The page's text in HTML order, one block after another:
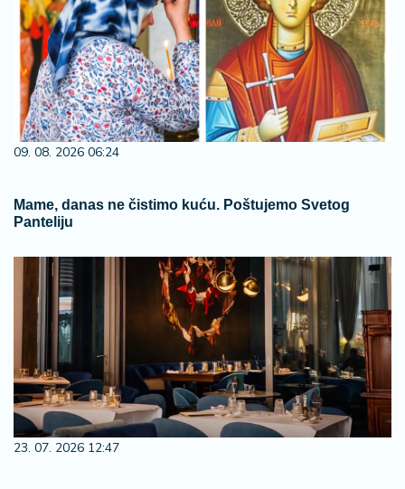
09. 08. 2026 06:24
Mame, danas ne čistimo kuću. Poštujemo Svetog
Panteliju
23. 07. 2026 12:47